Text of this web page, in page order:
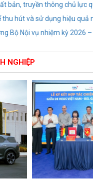
bản, truyền thông chủ lực
hút và sử dụng hiệu quả
Bộ Nội vụ nhiệm kỳ 2026 –
NGHIỆP